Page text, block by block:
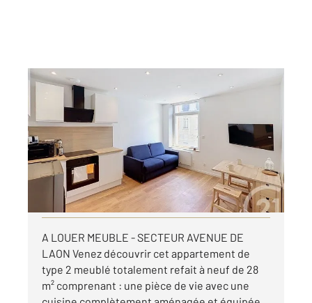
REIMS 51
27,77 m
, 2 pièces
Ref : 17585
Appartement T2 à louer
640 €
par mois charges comprises
Visiter le site dédié
A LOUER MEUBLE - SECTEUR AVENUE DE
LAON Venez découvrir cet appartement de
type 2 meublé totalement refait à neuf de 28
m² comprenant : une pièce de vie avec une